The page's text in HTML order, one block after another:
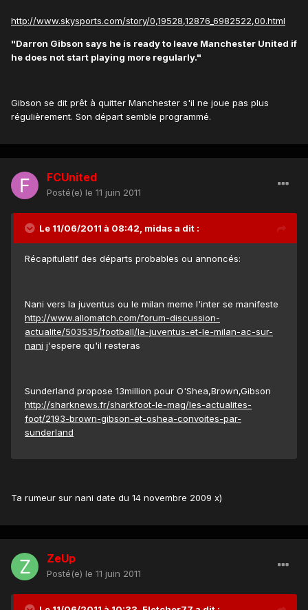
http://www.skysports.com/story/0,19528,12876_6982522,00.html
"Darron Gibson says he is ready to leave Manchester United if
he does not start playing more regularly."
Gibson se dit prêt à quitter Manchester s'il ne joue pas plus
régulièrement. Son départ semble programmé.
FCUnited
Posté(e) le 11 juin 2011
Le 11/06/2011 à 08:42, midas a dit :
Récapitulatif des départs probables ou annoncés:
Nani vers la juventus ou le milan meme l'inter se manifeste
http://www.allomatch.com/forum-discussion-
actualite/503535/football/la-juventus-et-le-milan-ac-sur-
nani j'espere qu'il resteras
Sunderland propose 13million pour O'Shea,Brown,Gibson
http://sharknews.fr/sharkfoot-le-mag/les-actualites-
foot/2193-brown-gibson-et-oshea-convoites-par-
sunderland
Ta rumeur sur nani date du 14 novembre 2009 x)
ZeUp
Posté(e) le 11 juin 2011